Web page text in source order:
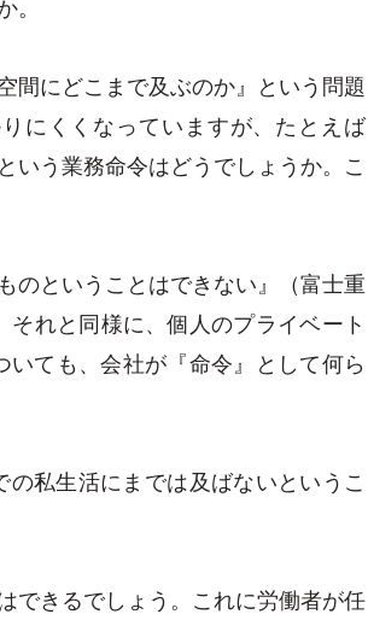
間にどこまで及ぶのか』という問題
にくくなっていますが、たとえば
いう業務命令はどうでしょうか。こ
のということはできない』（富士重
れと同様に、個人のプライベート
ても、会社が『命令』として何ら
私生活にまでは及ばないというこ
できるでしょう。これに労働者が任